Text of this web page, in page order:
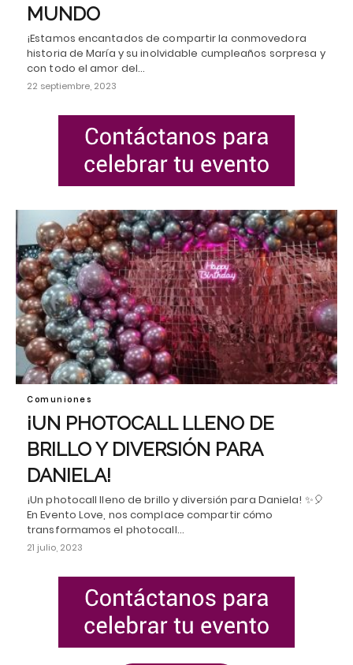
MUNDO
¡Estamos encantados de compartir la conmovedora
historia de María y su inolvidable cumpleaños sorpresa y
con todo el amor del…
22 septiembre, 2023
Comuniones
¡UN PHOTOCALL LLENO DE
BRILLO Y DIVERSIÓN PARA
DANIELA!
¡Un photocall lleno de brillo y diversión para Daniela! ✨🎈
En Evento Love, nos complace compartir cómo
transformamos el photocall…
21 julio, 2023